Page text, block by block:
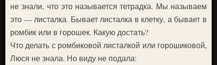
не знали, что это называется тетрадка. Мы называем
это — листалка. Бывает листалка в клетку, а бывает в
ромбик или в горошек. Какую достать?
Что делать с ромбиковой листалкой или горошиковой,
Люся не знала. Но виду не подала: